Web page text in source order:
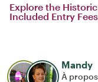
Explore the
Included Entry Fees
Mandy
À